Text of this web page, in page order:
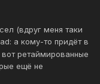
(вдруг меня таки
а кому-то придёт в
вот ретаймированные
ещё не